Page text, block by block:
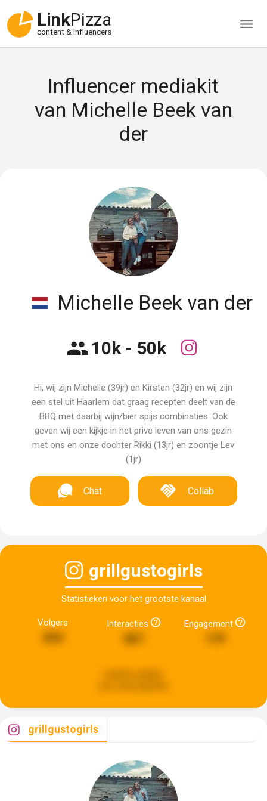
LinkPizza
content & influencers
Influencer mediakit
van Michelle Beek van
der
Michelle Beek van der
10k - 50k
Hi, wij zijn Michelle (39jr) en Kirsten (32jr) en wij zijn
een stel uit Haarlem dat graag recepten deelt van de
BBQ met daarbij wijn/bier spijs combinaties. Ook
geven wij een kijkje in het prive leven van ons gezin
met ons en onze dochter Rikki (13jr) en zoontje Lev
(1jr)
Chat Collab
grillgustogirls
Statistieken voor het grootste kanaal
Volgers
604
Interacties
867
Engagement
grillgustogirls